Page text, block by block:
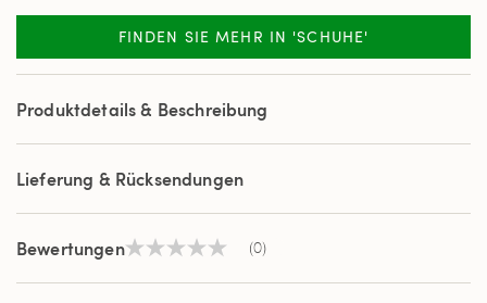
FINDEN SIE MEHR IN 'SCHUHE'
Produktdetails & Beschreibung
Lieferung & Rücksendungen
BewertungenKein
Link
(0)